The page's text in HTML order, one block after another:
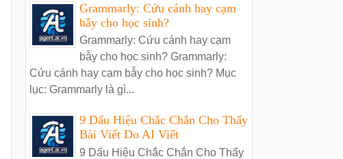
Grammarly: Cứu cánh hay cạm
bẫy cho học sinh?
Grammarly: Cứu cánh hay cạm
bẫy cho học sinh? Grammarly:
Cứu cánh hay cạm bẫy cho học sinh? Mục
lục: Grammarly là gì...
9 Dấu Hiệu Chắc Chắn Cho Thấy
Bài Viết Do AI Viết
9 Dấu Hiệu Chắc Chắn Cho Thấy